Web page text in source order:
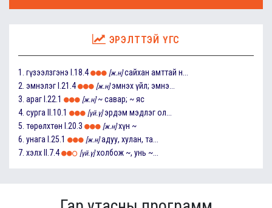
ЭРЭЛТТЭЙ ҮГС
1. гүзээлзгэнэ I.18.4 [ж.н] сайхан амттай н...
2. эмнэлэг I.21.4 [ж.н] эмнэх үйл; эмнэ...
3. араг I.22.1 [ж.н] ~ савар; ~ яс
4. сурга II.10.1 [үй.ү] эрдэм мэдлэг ол...
5. төрөлхтөн I.20.3 [ж.н] хүн ~
6. унага I.25.1 [ж.н] адуу, хулан, та...
7. хэлх II.7.4 [үй.ү] холбож ~, унь ~...